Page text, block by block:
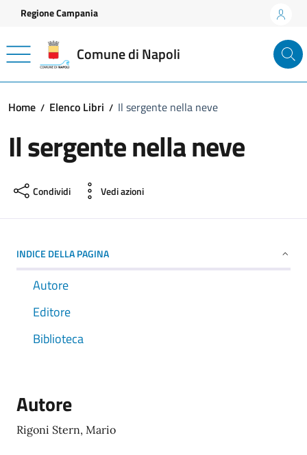
Vai ai contenuti
Vai al footer
Regione Campania
Comune di Napoli
Home Elenco Libri Il sergente nella neve
Il sergente nella neve
Condividi Vedi azioni
INDICE DELLA PAGINA
Autore
Editore
Biblioteca
Autore
Rigoni Stern, Mario